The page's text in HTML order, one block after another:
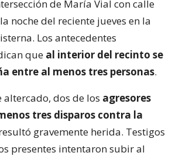
de María Vial con calle
noche del reciente jueves en la
Los antecedentes
que al interior del recinto se
entre al menos tres personas.
altercado, dos de los agresores
tres disparos contra la
gravemente herida. Testigos
presentes intentaron subir al